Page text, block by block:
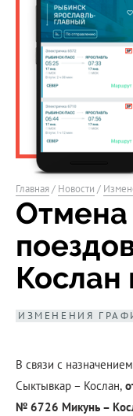
Главная/ Новости /
Отмена
Кослан
ИЗМЕНЕНИЯ
В связи с
Сыктывкар – Кослан,
№ 6726 Микунь –